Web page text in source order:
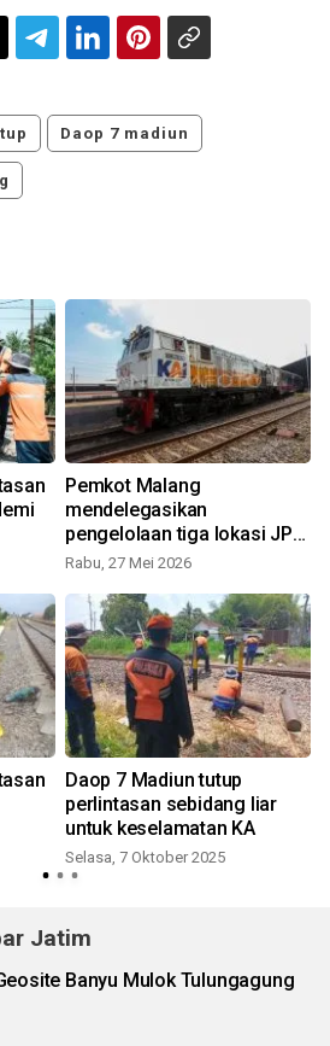
Daop 7 madiun
Pemkot Malang
mendelegasikan
pengelolaan tiga lokasi JPL
ke KAI
Rabu, 27 Mei 2026
Daop 7 Madiun tutup
perlintasan sebidang liar
untuk keselamatan KA
Selasa, 7 Oktober 2025
Jatim
Banyu Mulok Tulungagung